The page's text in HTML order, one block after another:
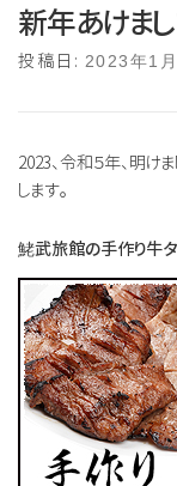
新年あけま
投稿日: 2023年1
2023、令和５年、明け
します。
鮱武旅館の手作り牛